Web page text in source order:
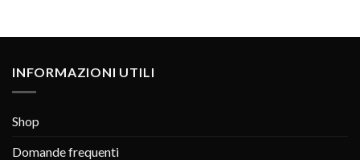
INFORMAZIONI UTILI
Shop
Domande frequenti